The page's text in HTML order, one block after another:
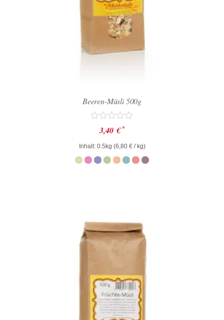
Beeren-Müsli 500g
Bewertet
mit
0
von
5
3,40 € *
Inhalt: 0.5kg (6,80 €/ kg)